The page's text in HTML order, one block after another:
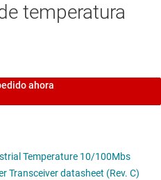
temperatura
ahora
Temperature 10/100Mbs
Transceiver datasheet (Rev. C)